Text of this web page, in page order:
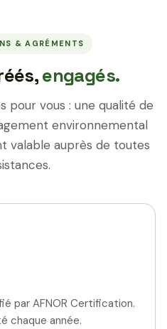
& AGRÉMENTS
engagés.
pour vous : une qualité de
environnemental
valable auprès de toutes
par AFNOR Certification.
chaque année.